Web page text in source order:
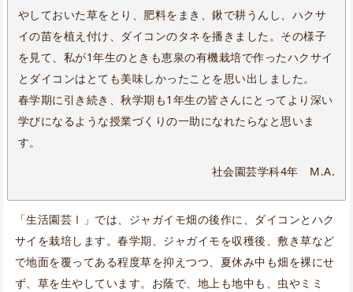
やしておいた草をとり、肥料をまき、鍬で耕うんし、ハクサ
イの苗を植え付け、ダイコンのタネを播きました。その様子
を見て、私が1年生のときも恵泉の有機栽培で作ったハクサイ
とダイコンはとても美味しかったことを思い出しました。
春学期に引き続き、秋学期も1年生の皆さんにとってより深い
学びになるような授業づくりの一助になれたらなと思いま
す。
社会園芸学科4年 M.A.
「生活園芸Ⅰ」では、ジャガイモ畑の後作に、ダイコンとハク
サイを栽培します。春学期、ジャガイモを収穫後、敷き草など
で地面を覆ってある程度草を抑えつつ、夏休み中も畑を裸にせ
ず、草を生やしています。お蔭で、地上も地中も、虫やミミ